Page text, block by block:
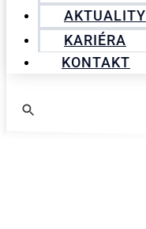
AKTUALITY
KARIÉRA
KONTAKT